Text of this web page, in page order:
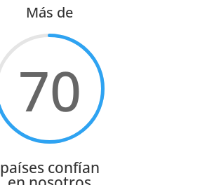
Más de
70
países confían